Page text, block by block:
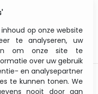
op onze website
te analyseren, uw
om onze site te
over uw gebruik
en analysepartner
te kunnen tonen. We
nooit door aan